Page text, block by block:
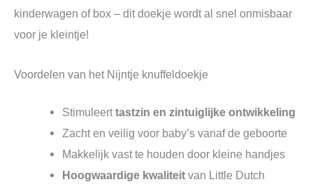
kinderwagen of box – dit doekje wordt al snel onmisbaar
voor je kleintje!
Voordelen van het Nijntje knuffeldoekje
Stimuleerttastzin en zintuiglijke ontwikkeling
Zacht en veilig voor baby’s vanaf de geboorte
Makkelijk vast te houden door kleine handjes
Hoogwaardige kwaliteit van Little Dutch